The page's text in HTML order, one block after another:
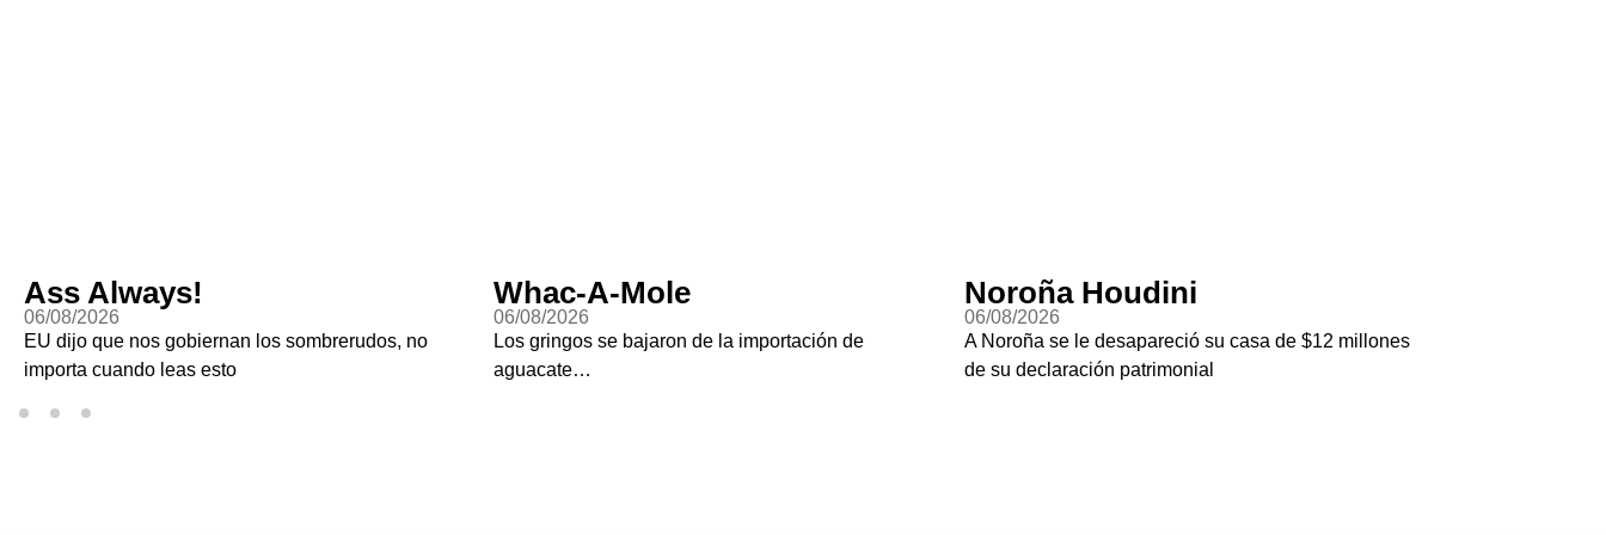
Ass Always!
06/08/2026
EU dijo que nos gobiernan los sombrerudos, no
importa cuando leas esto
Whac-A-Mole
06/08/2026
Los gringos se bajaron de la importación de
aguacate…
Noroña Houdini
06/08/2026
A Noroña se le desapareció su casa de $12 millones
de su declaración patrimonial